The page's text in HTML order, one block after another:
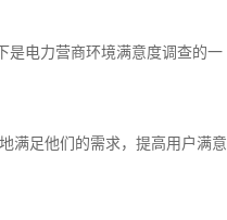
是电力营商环境满意度调查的一
满足他们的需求，提高用户满意